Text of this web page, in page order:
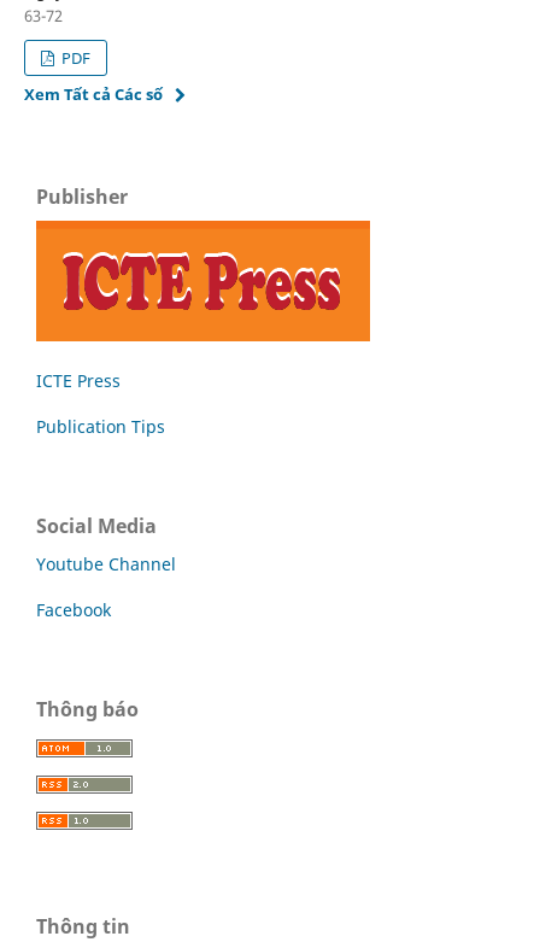
63-72
PDF
Xem Tất cả Các số
Publisher
ICTE Press
Publication Tips
Social Media
Youtube Channel
Facebook
Thông báo
Thông tin